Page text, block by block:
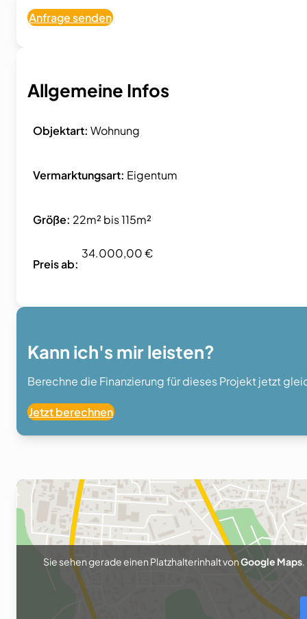
Anfrage senden
Allgemeine Infos
Objektart: Wohnung
Vermarktungsart: Eigentum
Größe: 22m² bis 115m²
Preis ab:
34.000,00 €
Kann ich's mir leisten?
Berechne die Finanzierung für dieses Projekt jetzt
Jetzt berechnen
Sie sehen gerade einen Platzhalterinhalt vonGoogle Maps